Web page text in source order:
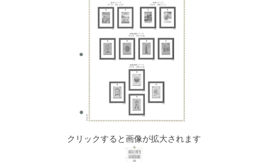
クリックすると画像が拡大されます